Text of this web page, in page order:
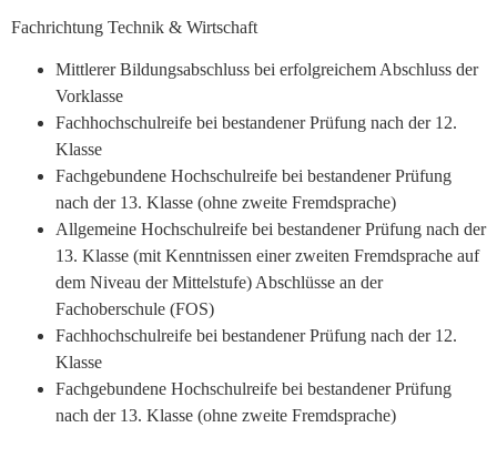
Fachrichtung Technik & Wirtschaft
Mittlerer Bildungsabschluss bei erfolgreichem Abschluss der
Vorklasse
Fachhochschulreife bei bestandener Prüfung nach der 12.
Klasse
Fachgebundene Hochschulreife bei bestandener Prüfung
nach der 13. Klasse (ohne zweite Fremdsprache)
Allgemeine Hochschulreife bei bestandener Prüfung nach der
13. Klasse (mit Kenntnissen einer zweiten Fremdsprache auf
dem Niveau der Mittelstufe) Abschlüsse an der
Fachoberschule (FOS)
Fachhochschulreife bei bestandener Prüfung nach der 12.
Klasse
Fachgebundene Hochschulreife bei bestandener Prüfung
nach der 13. Klasse (ohne zweite Fremdsprache)